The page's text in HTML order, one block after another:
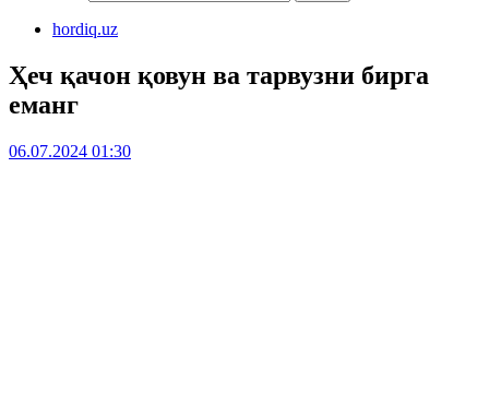
hordiq.uz
Ҳеч қачон қовун ва тарвузни бирга
еманг
06.07.2024 01:30